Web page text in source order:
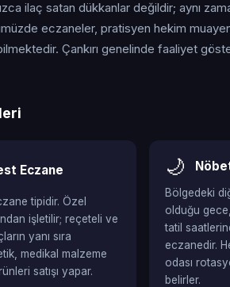
ilaç satan dükkanlar değildir; aynı
eczaneler, pratisyen hekim
Çankırı genelinde faaliyet
Eczane
tipidir. Özel
işletilir; reçeteli ve
yanı sıra
medikal malzeme
satışı yapar.
🌙
Bölgedeki
olduğu
tatil
eczanedir.
odası
belirler.